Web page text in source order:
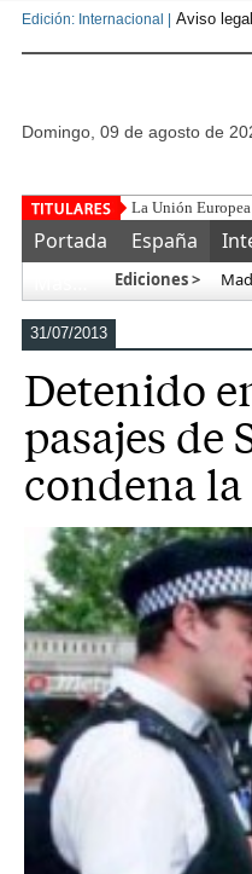
Edición: Internacional | Aviso legal
domingo, 09 de agosto de
Feroz ataque del
Portada España
Ediciones >
31/07/2013
Detenido
pasajes de
condena